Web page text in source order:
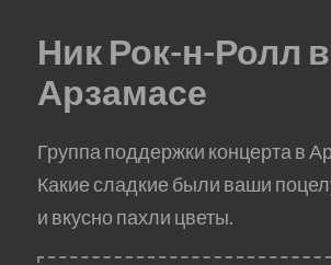
Ник Рок-н-Ролл в
Арзамасе
Группа поддержки концерта в
Какие сладкие были ваши
и вкусно пахли цветы.